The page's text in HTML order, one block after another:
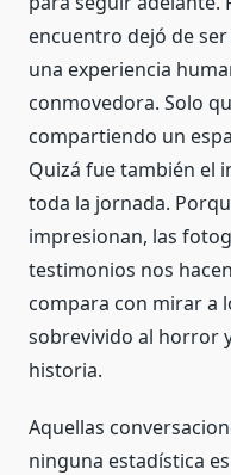
encuentro dejó de
una experiencia
conmovedora. Solo
compartiendo un
Quizá fue también el
toda la jornada.
impresionan, las
testimonios nos
compara con mirar a
sobrevivido al horror
historia.
Aquellas
ninguna estadística